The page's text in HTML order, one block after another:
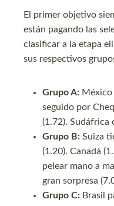
El primer objetivo
están pagando las
clasificar a la etapa
sus respectivos
Grupo A:
seguido por
(1.72). Sudáfrica
Grupo B: Suiza
(1.20). Canadá
pelear mano a
gran sorpresa
Grupo C: Brasil